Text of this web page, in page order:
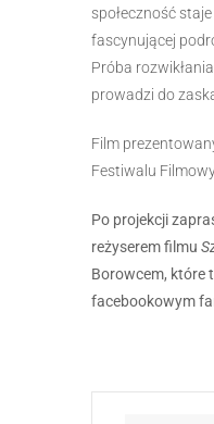
społeczność
fascynującej
Próba
prowadzi do
Film
Festiwalu
Po projekcji
reżyserem filmu
Borowcem, które
facebookowym